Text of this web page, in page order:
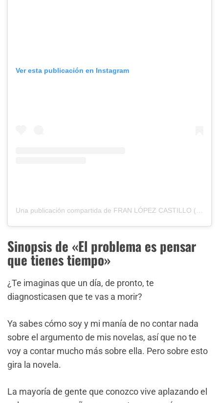
Ver esta publicación en Instagram
Sinopsis de «El problema es pensar
que tienes tiempo»
¿Te imaginas que un día, de pronto, te
diagnosticasen que te vas a morir?
Ya sabes cómo soy y mi manía de no contar nada
sobre el argumento de mis novelas, así que no te
voy a contar mucho más sobre ella. Pero sobre esto
gira la novela.
La mayoría de gente que conozco vive aplazando el